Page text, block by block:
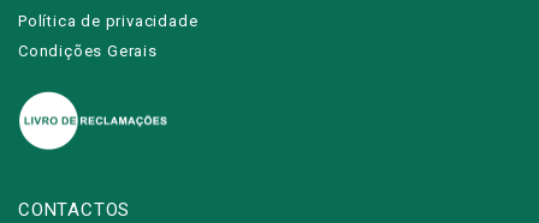
Política de privacidade
Condições Gerais
CONTACTOS